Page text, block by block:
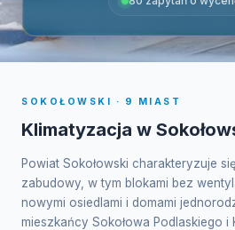
SOKOŁOWSKI · 9 MIAST
Klimatyzacja w
Powiat Sokołowski charakteryzuje
zabudowy, w tym blokami bez
nowymi osiedlami i domami
mieszkańcy Sokołowa Podlaskiego